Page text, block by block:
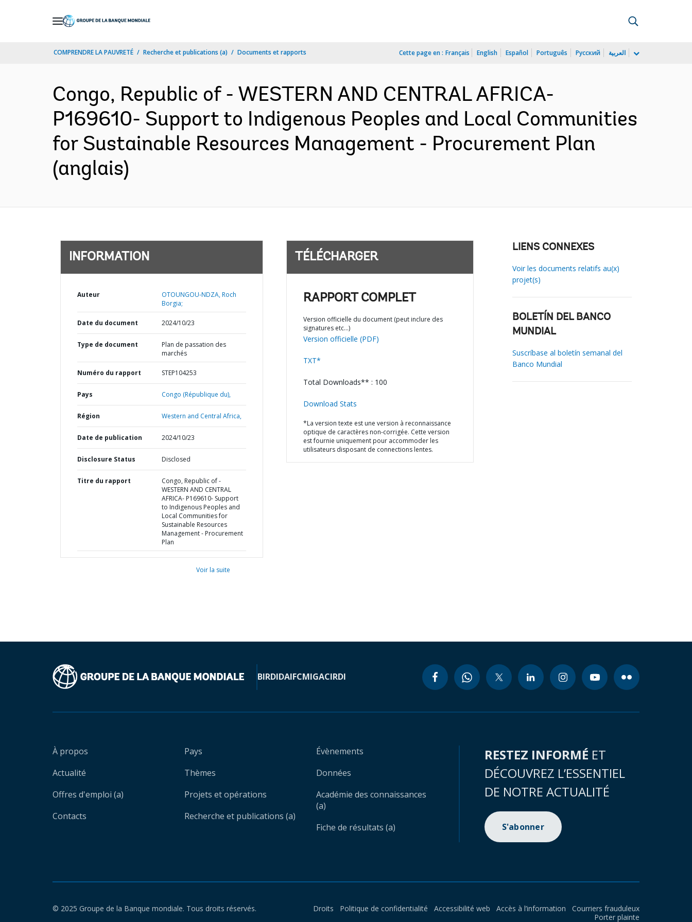
COMPRENDRE LA PAUVRETÉ Recherche et publications (a) Documents et rapports Cette page en : Français English Español Português Русский العربية
Congo, Republic of - WESTERN AND CENTRAL AFRICA-
P169610- Support to Indigenous Peoples and Local Communities
for Sustainable Resources Management - Procurement Plan
(anglais)
INFORMATION
Auteur
OTOUNGOU-NDZA, Roch
Borgia;
Date du document 2024/10/23
Type de document
Plan de passation des
marchés
Numéro du rapport STEP104253
Pays Congo (République du),
Région Western and Central Africa,
Date de publication 2024/10/23
Disclosure Status Disclosed
Titre du rapport
Congo, Republic of -
WESTERN AND CENTRAL
AFRICA- P169610- Support
to Indigenous Peoples and
Local Communities for
Sustainable Resources
Management - Procurement
Plan
Voir la suite
TÉLÉCHARGER
RAPPORT COMPLET
Version officielle du document (peut inclure des
signatures etc…)
Version officielle (PDF)
TXT*
Total Downloads** : 100
Download Stats
*La version texte est une version à reconnaissance
optique de caractères non-corrigée. Cette version
est fournie uniquement pour accommoder les
utilisateurs disposant de connections lentes.
LIENS CONNEXES
Voir les documents relatifs au(x)
projet(s)
BOLETÍN DEL BANCO
MUNDIAL
Suscríbase al boletín semanal del
Banco Mundial
BIRDIDAIFCMIGACIRDI
À propos
Actualité
Offres d'emploi (a)
Contacts
Pays
Thèmes
Projets et opérations
Recherche et publications (a)
Évènements
Données
Académie des connaissances
(a)
Fiche de résultats (a)
RESTEZ INFORMÉ ET
DÉCOUVREZ L’ESSENTIEL
DE NOTRE ACTUALITÉ
S'abonner
© 2025 Groupe de la Banque mondiale. Tous droits réservés. Droits Politique de confidentialité Accessibilité web Accès à l’information
Courriers frauduleux
Porter plainte